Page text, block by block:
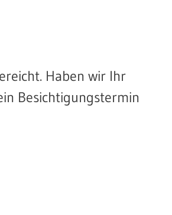
Haben wir Ihr
Besichtigungstermin